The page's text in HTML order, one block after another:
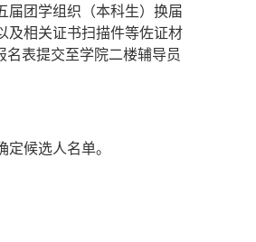
届团学组织（本科生）换届
及相关证书扫描件等佐证材
名表提交至学院二楼辅导员
候选人名单。